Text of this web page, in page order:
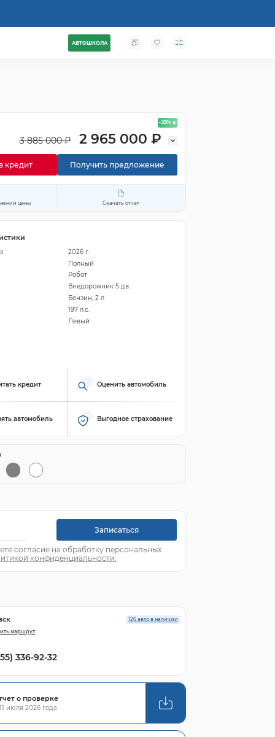
АВТОШКОЛА
- 23%
3 885 000 ₽ 2 965 000 ₽
кредит Получить предложение
цены Скачать отчет
2026 г.
Полный
Робот
Внедорожник 5 дв.
Бензин, 2 л
197 л.с.
Левый
кредит Оценить автомобиль
автомобиль Выгодное страхование
Записаться
согласие на обработку персональных
конфиденциальности.
126 авто в наличии
маршрут
336-92-32
о проверке
июля 2026 года